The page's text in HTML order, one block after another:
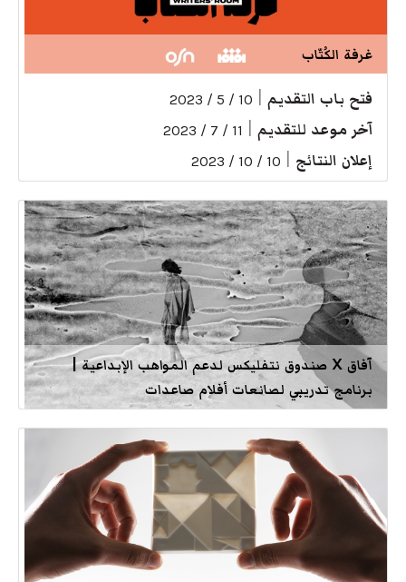
غرفة الكُتّاب
فتح باب التقديم 10 / 5 / 2023
آخر موعد للتقديم 11 / 7 / 2023
إعلان النتائج 10 / 10 / 2023
آفاق X صندوق نتفليكس لدعم المواهب الإبداعية |
برنامج تدريبي لصانعات أفلام صاعدات